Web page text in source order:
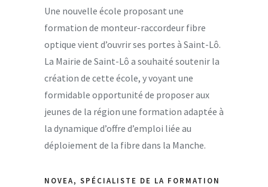
Une nouvelle école proposant une
formation de monteur-raccordeur fibre
optique vient d’ouvrir ses portes à Saint-Lô.
La Mairie de Saint-Lô a souhaité soutenir la
création de cette école, y voyant une
formidable opportunité de proposer aux
jeunes de la région une formation adaptée à
la dynamique d’offre d’emploi liée au
déploiement de la fibre dans la Manche.
NOVEA, SPÉCIALISTE DE LA FORMATION